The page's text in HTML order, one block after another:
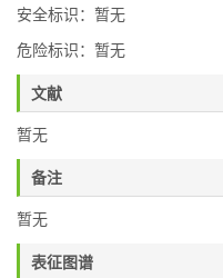
安全标识：暂无
危险标识：暂无
文献
暂无
备注
暂无
表征图谱